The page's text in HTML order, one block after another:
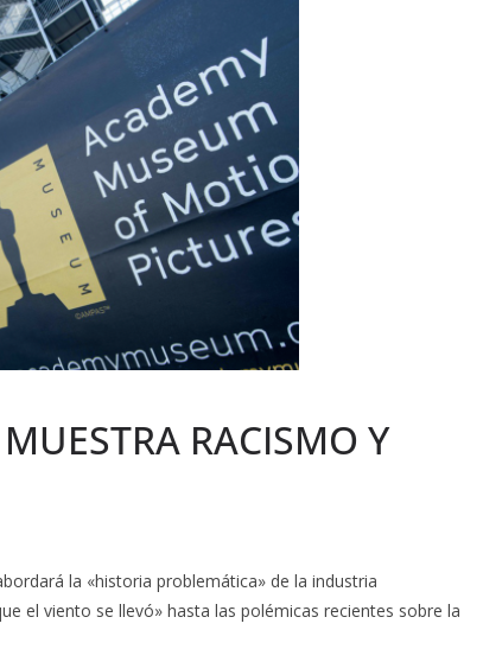
RACISMO Y
la «historia problemática» de la industria
el viento se llevó» hasta las polémicas recientes sobre la